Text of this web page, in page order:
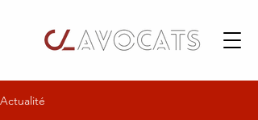
Actualité